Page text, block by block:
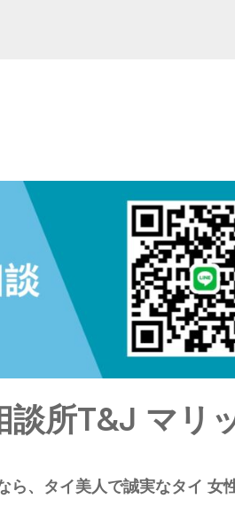
談所T&J マリ
、 タイ美人で誠実なタイ 女